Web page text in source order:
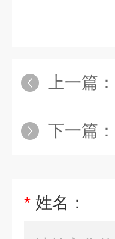
上一篇：
下一篇：
* 姓名：